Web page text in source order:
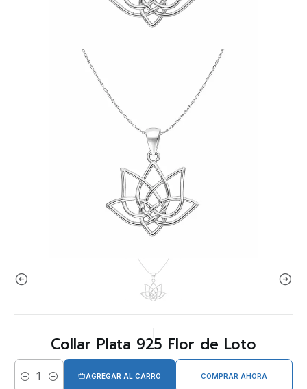
Collar Plata 925 Flor de Loto
Cantidad
AGREGAR AL CARRO COMPRAR AHORA